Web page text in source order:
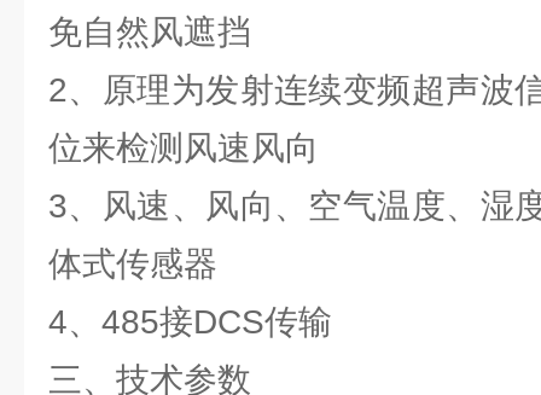
免自然风遮挡
2、原理为发射连续变频超声波
位来检测风速风向
3、风速、风向、空气温度、湿
体式传感器
4、485接DCS传输
三、技术参数